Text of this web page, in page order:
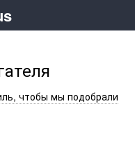
чтобы мы подобрали